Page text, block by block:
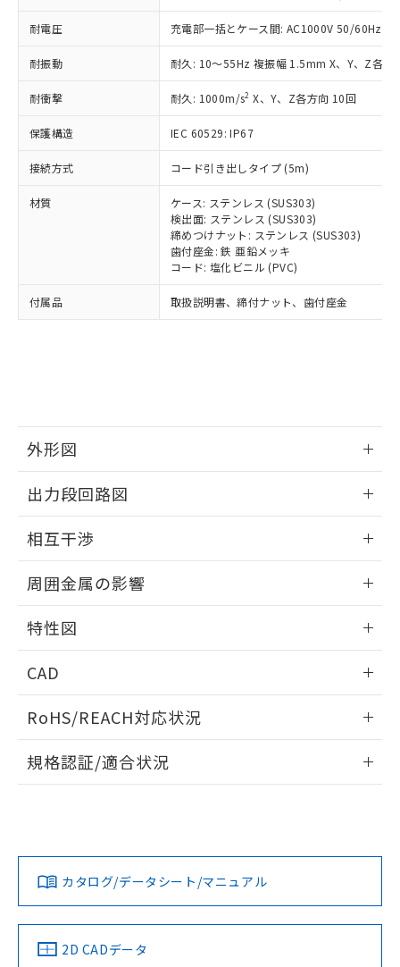
耐電圧 充電部一括とケース間: AC1000V 50/60Hz
耐振動 耐久: 10～55Hz 複振幅 1.5mm X、Y、Z各方
耐衝撃 耐久: 1000m/s2 X、Y、Z各方向 10回
保護構造 IEC 60529: IP67
接続方式 コード引き出しタイプ (5m)
材質
ケース: ステンレス (SUS303)
検出面: ステンレス (SUS303)
締めつけナット: ステンレス (SUS303)
歯付座金: 鉄 亜鉛メッキ
コード: 塩化ビニル (PVC)
付属品 取扱説明書、締付ナット、歯付座金
外形図
外形図
出力段回路図
出力段回路図
タイムチャート
相互干渉
相互干渉
A: 45mm以上、B: 40mm以上
周囲金属の影響
周囲金属の影響
L: 12mm以上、φd: 70mm以上、D: 12mm以上、m: 28mm
以上、n: 70mm以上
金属埋め込み
特性図
検出物体の大きさと材質による影響
CAD
ドすることができます。
ログイン/会員登録
ダウンロードデータをご利用いただく前に、以下を必ずお読
みください。
ソフトウェアの使用条件
RoHS/REACH対応状況
EU RoHS 注意事項・凡例
対応済み
中国 RoHS 注意事項・凡例
規格認証/適合状況
LR型式承認
（イギリス
船舶規格）
DNV型式承認
（ノルウェー
BV型式承認
（フランス
KR型式
（韓国
カタログ/データシート/マニュアル
2D CADデータ
タに基づき作成されるものであり、閲
覧された時点での実際の在庫および標
準価格とは異なる場合があることをご
了承ください。
正式な納期状況および標準価格はお客
様のお取引先、またはお客様担当のオ
ムロン制御機器販売店・当社販売員に
ご相談ください。
オムロン制御機器販売店や当社販売拠
販売ネットワーク
」をご確認
在庫状況および標準価格結果を当社の
事前の承諾なく第三者に漏洩または開
示しないようお願いします。
マイパーツ機能（部品リスト作成サー
ビス）をご利用いただくには、I-Web
メンバーズにご登録されている必要が
引・商談に必要な範囲で利用すること
※当社の共同利用者とは、"個人情報
の共同利用に関して"
用者の範囲」に記載されている法人を
*EU RoHS指令（10物質）：
鉛(Pb) 1000ppm以下、 水銀(Hg) 1000ppm以下、 カド
ミウム(Cd) 100ppm以下、
六価クロム(Cr(Ⅵ)) 1000ppm以下、ポリ臭化ビフェニル
類(PBB) 1000ppm以下、ポリ臭化ジフェニルエーテル類
ル) (DEHP)(別名：DOP) 1000ppm以下、フタル酸ブチ
ルベンジル（BBP） 1000ppm以下、フタル酸ジブチル
（DBP） 1000ppm以下、フタル酸ジイソブチル
(DIBP) 1000ppm以下
但し、RoHS指令で産業用監視および制御機器に対する
適用除外項目は除く。
フタル酸エステル類の４物質については閾値を超える意
図的な使用がないことを確認しています。
※2 対応予定月
部品在庫の切り替え状況などにより、予定
月が前後することがあります。
とができます。
EU RoHS指令（10物質）の非含有証明書
※本証明書は発行日時点で非含有を証明す
るもので、過去に遡って非含有を証明する
ものではありません。
物質の対応では、対応完了までの期間は出
荷製品に未対応品が混在することから備考
欄に対応日を記載しておりました。
既に当社にて対応品への在庫切替を完了
していることから、特段のことがない限
*中国RoHS10物質の基準値 (GB/T26572)：
Pb(鉛) :1000ppm、 Hg(水銀) : 1000ppm、 Cd(カドミウ
Cr(Ⅵ)(六価クロム) : 1000ppm、 PBBs(ポリ臭化ビフェ
ニル類) : 1000ppm、 PBDEs(ポリ臭化ジフェニルエーテ
DBP(フタル酸ジブチル) : 1000ppm、 DIBP(フタル酸ジ
イソブチル) : 1000ppm、 BBP(フタル酸ブチルベンジ
ル) : 1000ppm、
※2 環境保護使用期限
「ｅ」：有害物質（10物質）のすべてが基
準値以下であることを示します。
「10」：通常の使用状況下において有害物
質が外部に漏えいし、環境に深刻な影響を
及ぼさない年数を意味します。
または国外への提供する場合は、日本
国政府の輸出許可(または役務取引許
可)を取得するなどの必要な手続きを
当社は規制貨物を破棄する場合は、完
全に破砕するなど、違法に輸出されな
当社は貴社製品を、核兵器、ミサイ
ル、化学兵器、生物兵器またはその他
武器並びにこれらの製造装置等に一切
使用いたしません。
当社は、貴社製品を第三者に販売する
場合は、上記1、2および3の内容を当
該第三者に通知します。また当社は、
販売先および販売に係わる関係者が違
法に輸出するおそれがある場合は、取
り引きをいたしません。
合意する キャンセル
一定数以上の在庫あり
一定数には満たないが在庫あり
在庫なし(最新の在庫状況につ
いては、お客様のお取引先、ま
たはお客様担当のオムロン制御
機器販売店・当社販売員にご確
認ください)
受注生産機種、また在庫状況の
情報を公開していない機種